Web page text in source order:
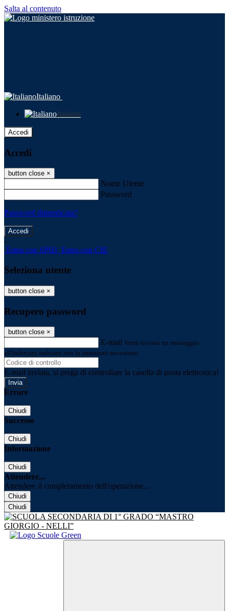
Salta al contenuto
Italiano
Italiano
Accedi
Accedi
button close ×
Nome Utente
Password
Password dimenticata?
-
Entra con SPID Entra con CIE
Seleziona utente
button close ×
Recupero password
button close ×
E-mail Verrà inviato un messaggio
all'indirizzo indicato con le istruzioni necessarie.
E-mail inviata, si prega di controllare la casella di posta elettronica!
Errore
Chiudi
Successo
Chiudi
Informazione
Chiudi
Attendere...
Attendere il completamento dell'operazione...
Chiudi
Chiudi